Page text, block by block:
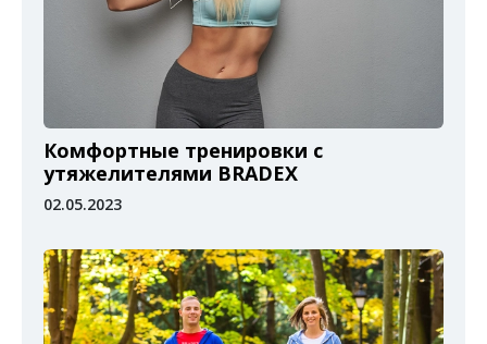
Комфортные тренировки с
утяжелителями BRADEX
02.05.2023